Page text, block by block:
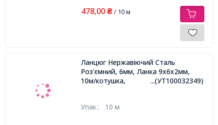
478,00 ₴/ 10 м
Ланцюг Нержавіючий Сталь
Роз'ємний, 6мм, Ланка 9х6х2мм,
10м/котушка,
...(УТ100032349)
Упак.: 10 м